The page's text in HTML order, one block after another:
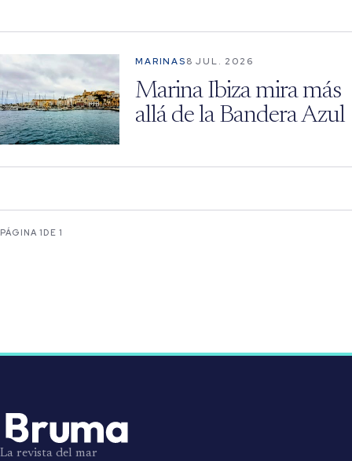
MARINAS 8 JUL. 2026
Marina Ibiza mira más
allá de la Bandera Azul
PÁGINA 1 DE 1
La revista del mar